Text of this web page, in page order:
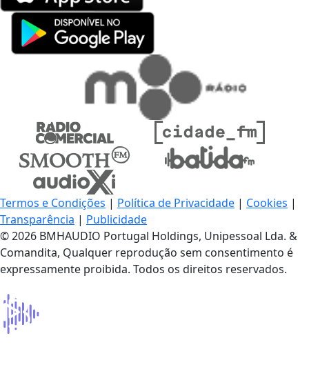
Termos e Condições | Política de Privacidade | Cookies |
Transparência | Publicidade
© 2026 BMHAUDIO Portugal Holdings, Unipessoal Lda. &
Comandita, Qualquer reprodução sem consentimento é
expressamente proibida. Todos os direitos reservados.